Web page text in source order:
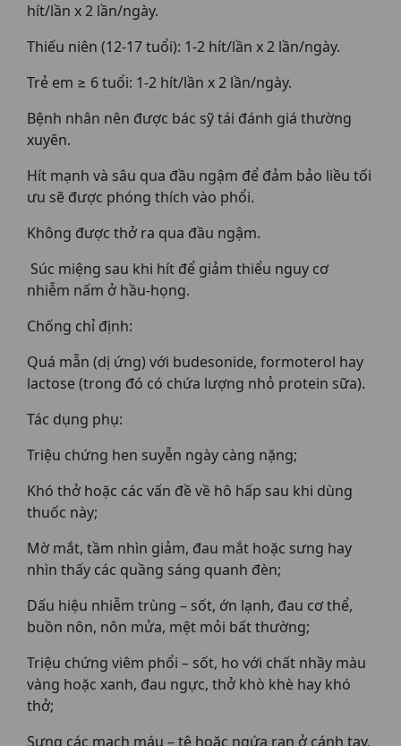
hít/lần x 2 lần/ngày.
Thiếu niên (12-17 tuổi): 1-2 hít/lần x 2 lần/ngày.
Trẻ em ≥ 6 tuổi: 1-2 hít/lần x 2 lần/ngày.
Bệnh nhân nên được bác sỹ tái đánh giá thường
xuyên.
Hít mạnh và sâu qua đầu ngậm để đảm bảo liều tối
ưu sẽ được phóng thích vào phổi.
Không được thở ra qua đầu ngậm.
Súc miệng sau khi hít để giảm thiểu nguy cơ
nhiễm nấm ở hầu-họng.
Chống chỉ định:
Quá mẫn (dị ứng) với budesonide, formoterol hay
lactose (trong đó có chứa lượng nhỏ protein sữa).
Tác dụng phụ:
Triệu chứng hen suyễn ngày càng nặng;
Khó thở hoặc các vấn đề về hô hấp sau khi dùng
thuốc này;
Mờ mắt, tầm nhìn giảm, đau mắt hoặc sưng hay
nhìn thấy các quầng sáng quanh đèn;
Dấu hiệu nhiễm trùng – sốt, ớn lạnh, đau cơ thể,
buồn nôn, nôn mửa, mệt mỏi bất thường;
Triệu chứng viêm phổi – sốt, ho với chất nhầy màu
vàng hoặc xanh, đau ngực, thở khò khè hay khó
thở;
Sưng các mạch máu – tê hoặc ngứa ran ở cánh tay,